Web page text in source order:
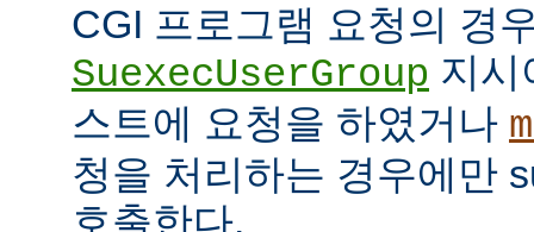
CGI 프로그램 요청의 경
SuexecUserGroup 지시
스트에 요청을 하였거나
청을 처리하는 경우에만
호출한다.